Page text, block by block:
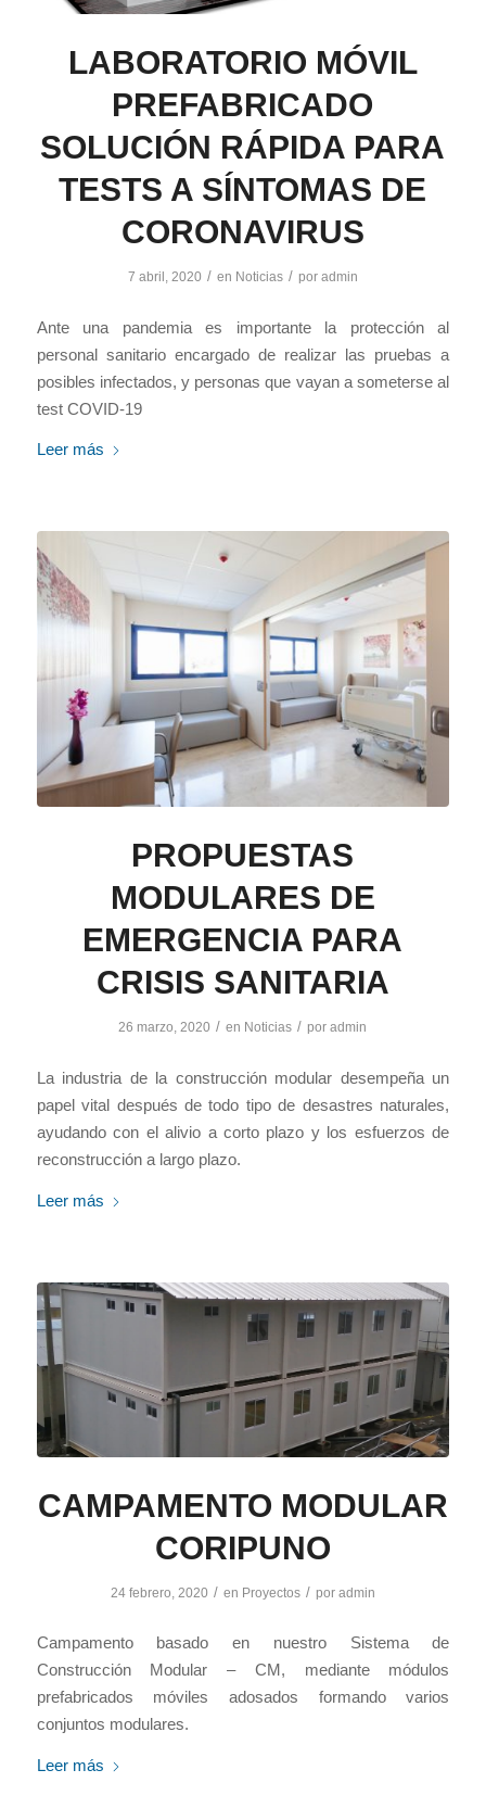
LABORATORIO MÓVIL
PREFABRICADO
SOLUCIÓN RÁPIDA PARA
TESTS A SÍNTOMAS DE
CORONAVIRUS
7 abril, 2020 / en Noticias / por admin
Ante una pandemia es importante la protección al
personal sanitario encargado de realizar las pruebas a
posibles infectados, y personas que vayan a someterse al
test COVID-19
Leer más
PROPUESTAS
MODULARES DE
EMERGENCIA PARA
CRISIS SANITARIA
26 marzo, 2020 / en Noticias / poradmin
La industria de la construcción modular desempeña un
papel vital después de todo tipo de desastres naturales,
ayudando con el alivio a corto plazo y los esfuerzos de
reconstrucción a largo plazo.
Leer más
CAMPAMENTO MODULAR
CORIPUNO
24 febrero, 2020 / en Proyectos / por admin
Campamento basado en nuestro Sistema de
Construcción Modular – CM, mediante módulos
prefabricados móviles adosados formando varios
conjuntos modulares.
Leer más